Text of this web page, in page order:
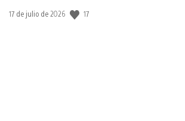
Fecha
17 de julio de 2026 17